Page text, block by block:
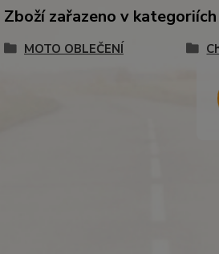
Zboží zařazeno v kategoriích
MOTO OBLEČENÍ